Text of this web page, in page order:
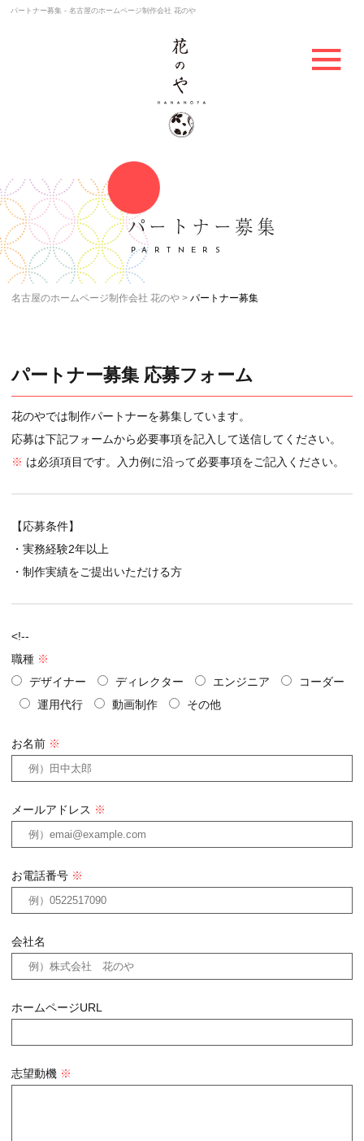
パートナー募集 - 名古屋のホームページ制作会社 花のや
パートナー募集
PARTNERS
名古屋のホームページ制作会社 花のや パートナー募集
パートナー募集 応募フォーム
花のやでは制作パートナーを募集しています。
応募は下記フォームから必要事項を記入して送信してください。
※ は必須項目です。入力例に沿って必要事項をご記入ください。
【応募条件】
・実務経験2年以上
・制作実績をご提出いただける方
<!--
職種 ※
デザイナー
ディレクター エンジニア
コーダー
運用代行
動画制作 その他
お名前 ※
メールアドレス ※
お電話番号 ※
会社名
ホームページURL
志望動機 ※